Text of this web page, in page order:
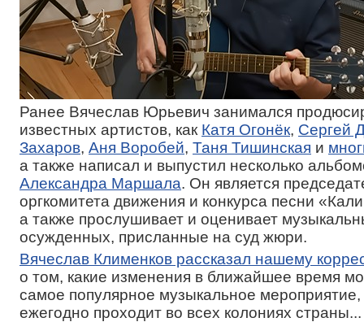
Ранее Вячеслав Юрьевич занимался
известных артистов, как Катя Огонёк, Сергей
Захаров, Аня Воробей, Таня Тишинская и
а также написал и выпустил несколько
Александра Маршала. Он является
оргкомитета движения и конкурса песни
а также прослушивает и оценивает
осужденных, присланные на суд жюри.
Вячеслав Клименков рассказал нашему
о том, какие изменения в ближайшее время
самое популярное музыкальное мероприятие,
ежегодно проходит во всех колониях страны...